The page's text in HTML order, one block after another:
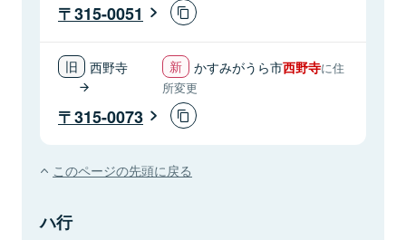
315-0051
西野寺 かすみがうら市西野寺に住
所変更
315-0073
このページの先頭に戻る
ハ行